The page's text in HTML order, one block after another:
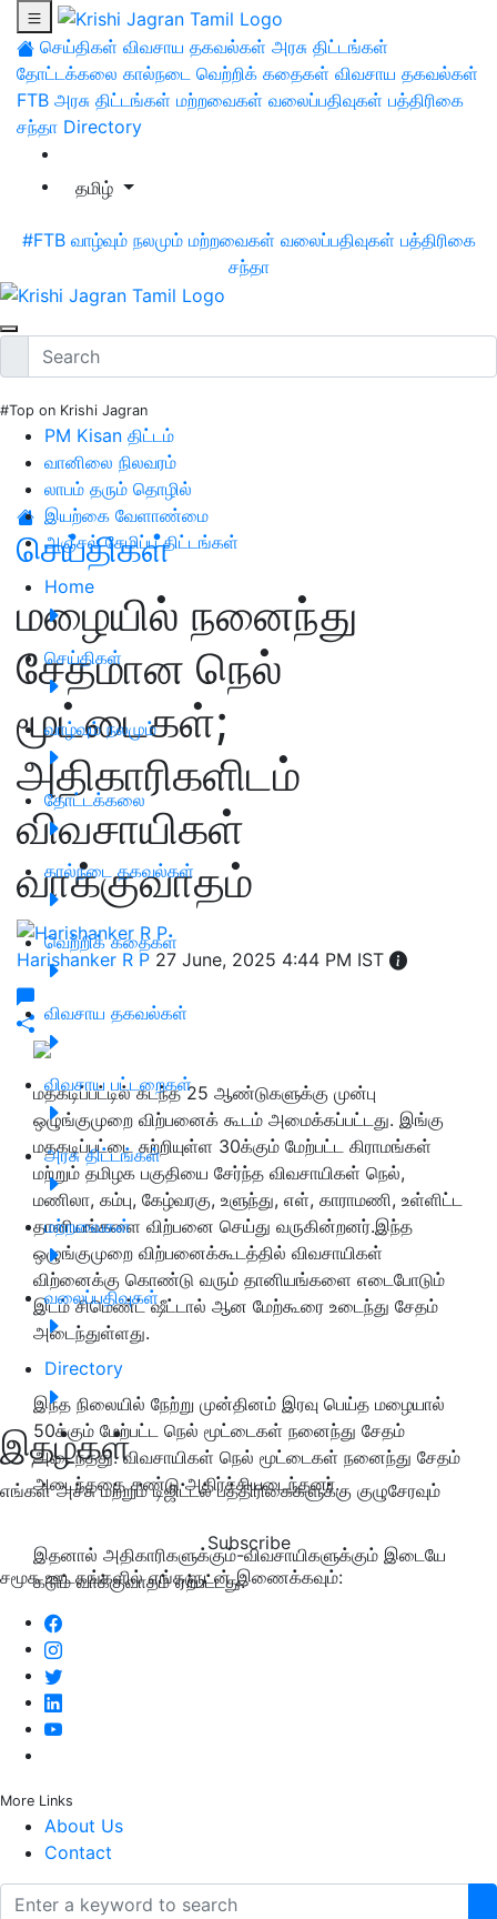
செய்திகள் விவசாய தகவல்கள் அரசு திட்டங்கள்
தோட்டக்கலை கால்நடை வெற்றிக் கதைகள் விவசாய தகவல்கள்
FTB அரசு திட்டங்கள் மற்றவைகள் வலைப்பதிவுகள் பத்திரிகை
சந்தா Directory
தமிழ்
#FTB வாழ்வும் நலமும் மற்றவைகள் வலைப்பதிவுகள் பத்திரிகை
சந்தா
#Top on Krishi Jagran
PM Kisan திட்டம்
வானிலை நிலவரம்
லாபம் தரும் தொழில்
இயற்கை வேளாண்மை
அஞ்சல் சேமிப்பு திட்டங்கள்
Home
செய்திகள்
வாழ்வும் நலமும்
தோட்டக்கலை
கால்நடை தகவல்கள்
வெற்றிக் கதைகள்
விவசாய தகவல்கள்
விவசாய பட்டறைகள்
அரசு திட்டங்கள்
மற்றவைகள்
வலைப்பதிவுகள்
Directory
இதழ்கள்
எங்கள் அச்சு மற்றும் டிஜிட்டல் பத்திரிகைகளுக்கு குழுசேரவும்
Subscribe
சமூக ஊடகங்களில் எங்களுடன் இணைக்கவும்:
More Links
About Us
Contact
செய்திகள்
மழையில் நனைந்து
சேதமான நெல்
மூட்டைகள்;
அதிகாரிகளிடம்
விவசாயிகள்
வாக்குவாதம்
Harishanker R P 27 June, 2025 4:44 PM IST
மதகடிப்பட்டில் கடந்த 25 ஆண்டுகளுக்கு முன்பு
ஒழுங்குமுறை விற்பனைக் கூடம் அமைக்கப்பட்டது. இங்கு
மதகடிப்பட்டை சுற்றியுள்ள 30க்கும் மேற்பட்ட கிராமங்கள்
மற்றும் தமிழக பகுதியை சேர்ந்த விவசாயிகள் நெல்,
மணிலா, கம்பு, கேழ்வரகு, உளுந்து, எள், காராமணி, உள்ளிட்ட
தானியங்களை விற்பனை செய்து வருகின்றனர்.இந்த
ஒழுங்குமுறை விற்பனைக்கூடத்தில் விவசாயிகள்
விற்னைக்கு கொண்டு வரும் தானியங்களை எடைபோடும்
இடம் சிமெண்ட் ஷீட்டால் ஆன மேற்கூரை உடைந்து சேதம்
அடைந்துள்ளது.
இந்த நிலையில் நேற்று முன்தினம் இரவு பெய்த மழையால்
50க்கும் மேற்பட்ட நெல் மூட்டைகள் நனைந்து சேதம்
அடைந்தது. விவசாயிகள் நெல் மூட்டைகள் நனைந்து சேதம்
அடைந்ததை கண்டு அதிர்ச்சியடைந்தனர்.
இதனால் அதிகாரிகளுக்கும்-விவசாயிகளுக்கும் இடையே
கடும் வாக்குவாதம் ஏற்பட்டது.